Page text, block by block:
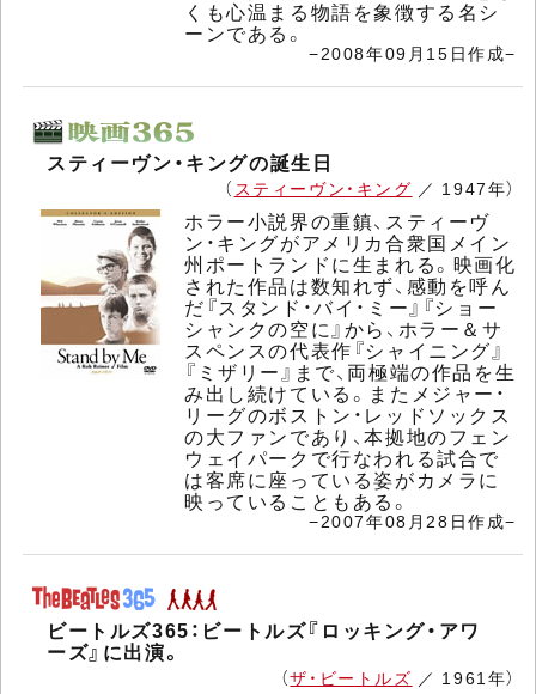
くも心温まる物語を象徴する名シ
ーンである。
−2008年09月15日作成−
スティーヴン・キングの誕生日
（ スティーヴン・キング ／ 1947年）
ホラー小説界の重鎮、スティーヴ
ン・キングがアメリカ合衆国メイン
州ポートランドに生まれる。映画化
された作品は数知れず、感動を呼ん
だ『スタンド・バイ・ミー』『ショー
シャンクの空に』から、ホラー＆サ
スペンスの代表作『シャイニング』
『ミザリー』まで、両極端の作品を生
み出し続けている。またメジャー・
リーグのボストン・レッドソックス
の大ファンであり、本拠地のフェン
ウェイパークで行なわれる試合で
は客席に座っている姿がカメラに
映っていることもある。
−2007年08月28日作成−
ビートルズ365：ビートルズ『ロッキング・アワ
ーズ』に出演。
（ザ・ビートルズ ／ 1961年）